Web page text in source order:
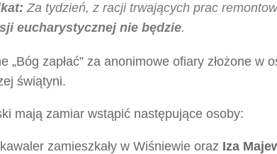
Za tydzień, z racji trwających prac
eucharystycznej nie będzie.
„Bóg zapłać” za anonimowe ofiary złożone w
świątyni.
mają zamiar wstąpić następujące osoby:
zamieszkały w Wiśniewie oraz Iza